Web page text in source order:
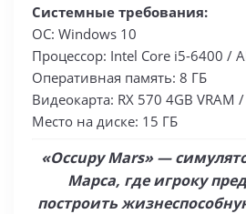
Системные требования:
ОС: Windows 10
Процессор: Intel Core i5-6400 /
Оперативная память: 8 ГБ
Видеокарта: RX 570 4GB VRAM
Место на диске: 15 ГБ
«Occupy Mars» —
Марса, где игроку
построить